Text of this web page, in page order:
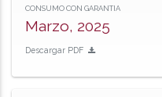
CONSUMO CON GARANTIA
Marzo, 2025
Descargar PDF